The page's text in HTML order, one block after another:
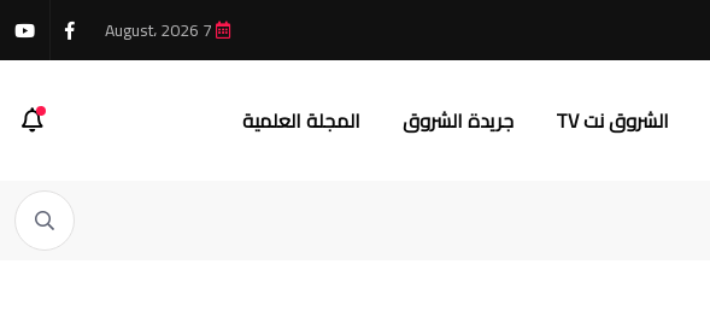
الشروق نت TV جريدة الشروق المجلة العلمية